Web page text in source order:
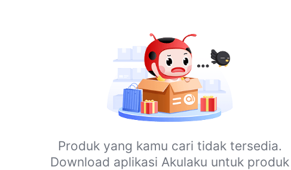
Produk yang kamu cari tidak tersedia.
Download aplikasi Akulaku untuk produk